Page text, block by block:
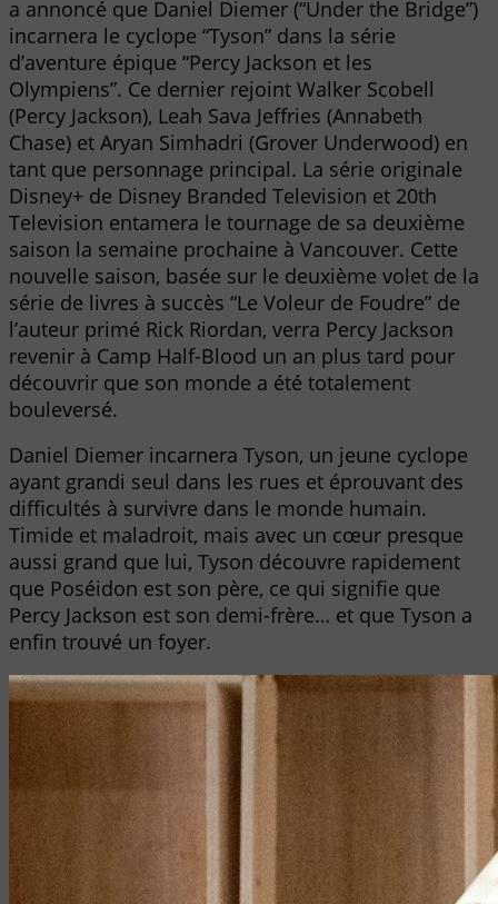
a annoncé que Daniel Diemer (“Under the Bridge”)
incarnera le cyclope “Tyson” dans la série
d’aventure épique “Percy Jackson et les
Olympiens”. Ce dernier rejoint Walker Scobell
(Percy Jackson), Leah Sava Jeffries (Annabeth
Chase) et Aryan Simhadri (Grover Underwood) en
tant que personnage principal. La série originale
Disney+ de Disney Branded Television et 20th
Television entamera le tournage de sa deuxième
saison la semaine prochaine à Vancouver. Cette
nouvelle saison, basée sur le deuxième volet de la
série de livres à succès “Le Voleur de Foudre” de
l’auteur primé Rick Riordan, verra Percy Jackson
revenir à Camp Half-Blood un an plus tard pour
découvrir que son monde a été totalement
bouleversé.
Daniel Diemer incarnera Tyson, un jeune cyclope
ayant grandi seul dans les rues et éprouvant des
difficultés à survivre dans le monde humain.
Timide et maladroit, mais avec un cœur presque
aussi grand que lui, Tyson découvre rapidement
que Poséidon est son père, ce qui signifie que
Percy Jackson est son demi-frère… et que Tyson a
enfin trouvé un foyer.